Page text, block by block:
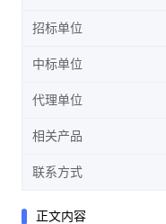
招标单位
中标单位
代理单位
相关产品
联系方式
正文内容